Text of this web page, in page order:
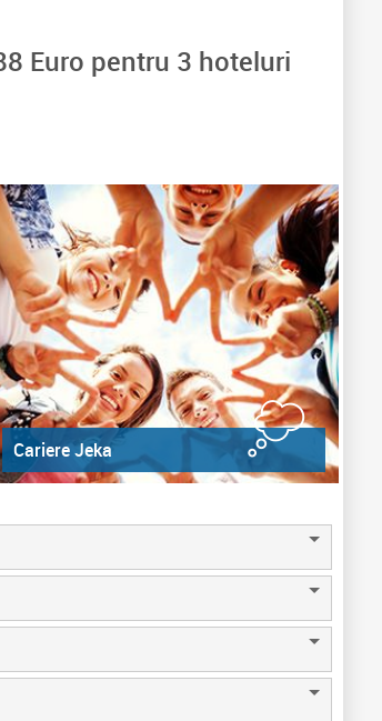
Euro pentru 3 hoteluri
Cariere Jeka